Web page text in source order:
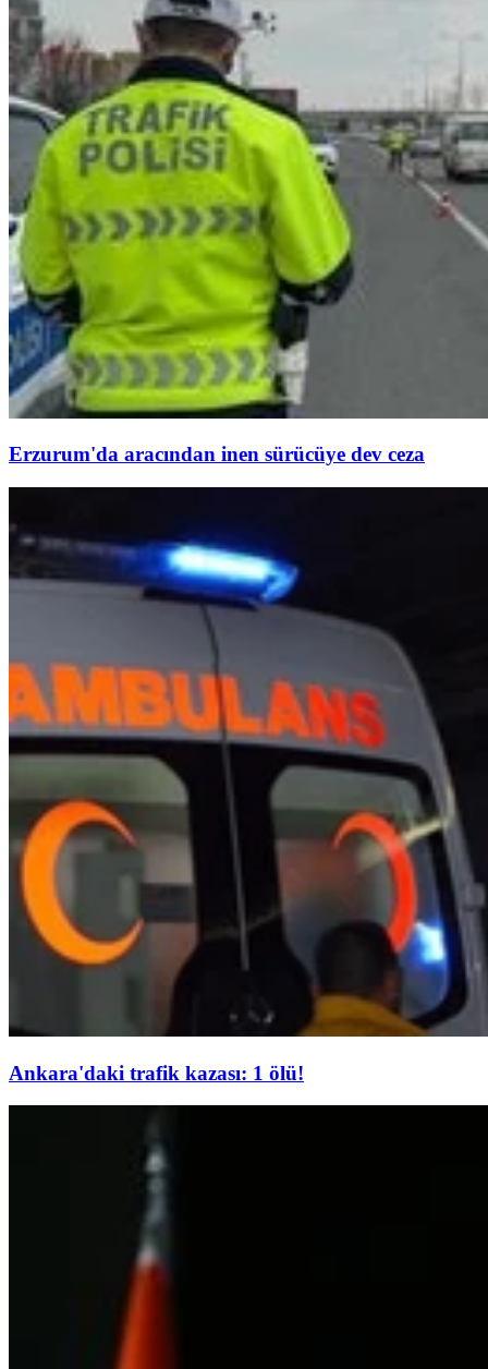
Erzurum'da aracından inen sürücüye dev ceza
Ankara'daki trafik kazası: 1 ölü!